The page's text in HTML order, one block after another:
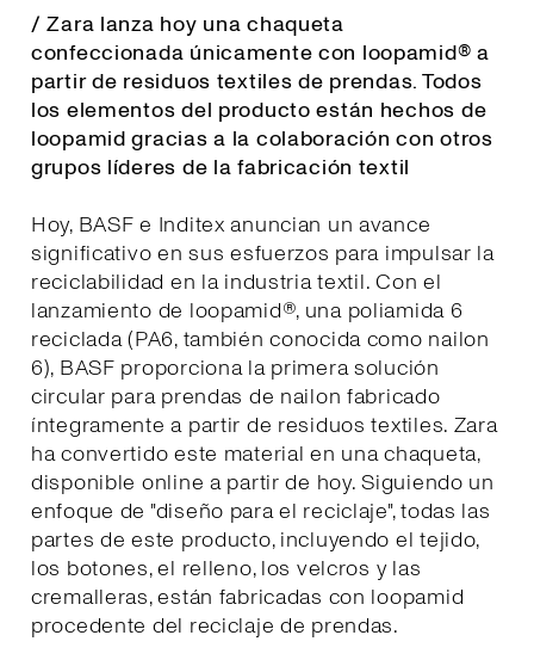
/ Zara lanza hoy una chaqueta
confeccionada únicamente con loopamid® a
partir de residuos textiles de prendas. Todos
los elementos del producto están hechos de
loopamid gracias a la colaboración con otros
grupos líderes de la fabricación textil
Hoy, BASF e Inditex anuncian un avance
significativo en sus esfuerzos para impulsar la
reciclabilidad en la industria textil. Con el
lanzamiento de loopamid®, una poliamida 6
reciclada (PA6, también conocida como nailon
6), BASF proporciona la primera solución
circular para prendas de nailon fabricado
íntegramente a partir de residuos textiles. Zara
ha convertido este material en una chaqueta,
disponible online a partir de hoy. Siguiendo un
enfoque de "diseño para el reciclaje", todas las
partes de este producto, incluyendo el tejido,
los botones, el relleno, los velcros y las
cremalleras, están fabricadas con loopamid
procedente del reciclaje de prendas.